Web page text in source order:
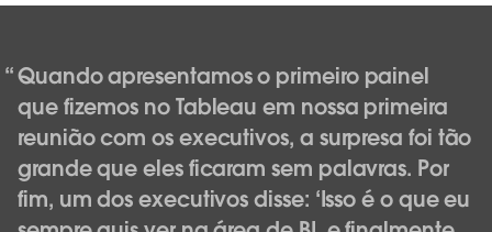
Quando apresentamos o primeiro painel
que fizemos no Tableau em nossa primeira
reunião com os executivos, a surpresa foi tão
grande que eles ficaram sem palavras. Por
fim, um dos executivos disse: ‘Isso é o que eu